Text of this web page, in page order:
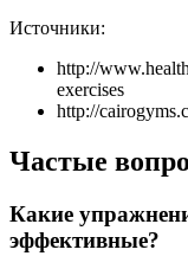
Источники:
http://
exercises
http://
Частые
Какие
эффективные?